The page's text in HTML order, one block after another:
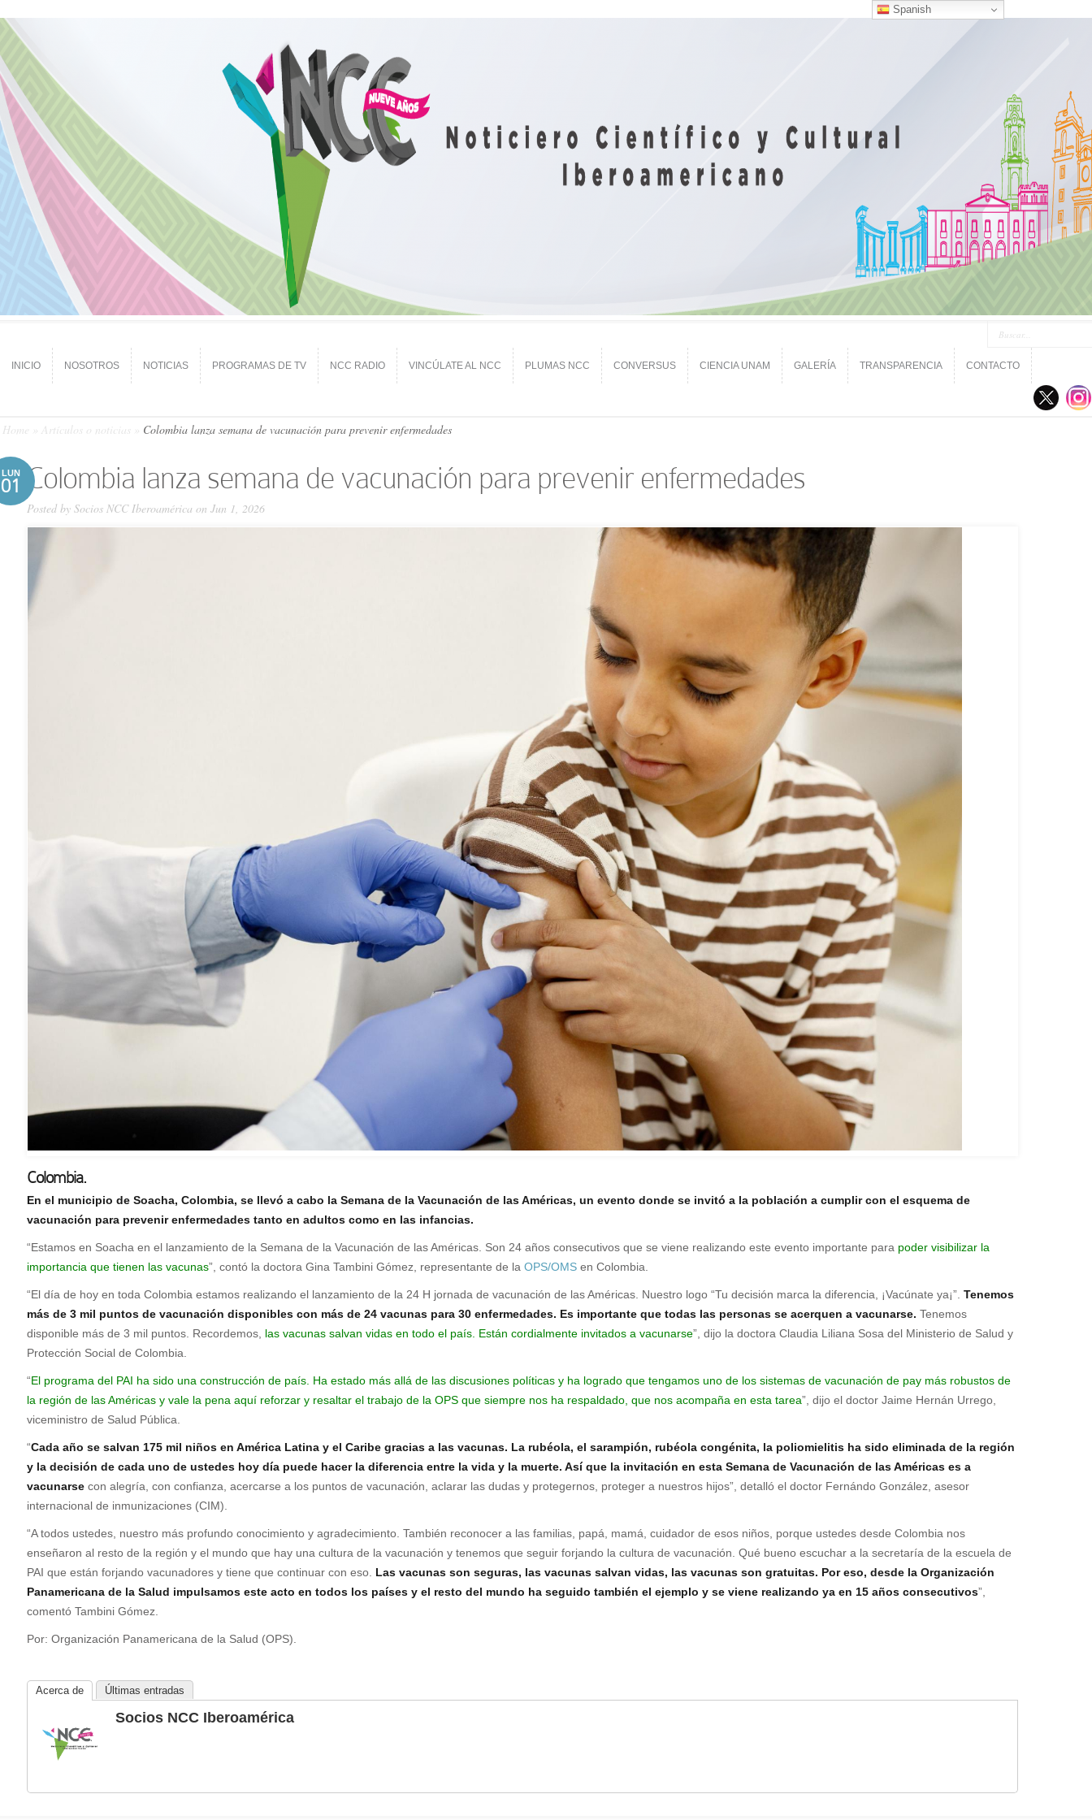
INICIO NOSOTROS NOTICIAS PROGRAMAS DE TV NCC RADIO VINCÚLATE AL NCC PLUMAS NCC CONVERSUS CIENCIA UNAM GALERÍA TRANSPARENCIA CONTACTO
Home Artículos o noticias Colombia lanza semana de vacunación para prevenir enfermedades
LUN
01 Colombia lanza semana de vacunación para prevenir enfermedades
Posted by Socios NCC Iberoamérica on Jun 1, 2026
Colombia.
En el municipio de Soacha, Colombia, se llevó a cabo la Semana de la Vacunación de las Américas, un evento donde se invitó a la población a cumplir con el esquema de
vacunación para prevenir enfermedades tanto en adultos como en las infancias.
“Estamos en Soacha en el lanzamiento de la Semana de la Vacunación de las Américas. Son 24 años consecutivos que se viene realizando este evento importante para poder visibilizar la
importancia que tienen las vacunas”, contó la doctora Gina Tambini Gómez, representante de la OPS/OMS en Colombia.
“El día de hoy en toda Colombia estamos realizando el lanzamiento de la 24 H jornada de vacunación de las Américas. Nuestro logo “Tu decisión marca la diferencia, ¡Vacúnate ya¡”. Tenemos
más de 3 mil puntos de vacunación disponibles con más de 24 vacunas para 30 enfermedades. Es importante que todas las personas se acerquen a vacunarse. Tenemos
disponible más de 3 mil puntos. Recordemos, las vacunas salvan vidas en todo el país. Están cordialmente invitados a vacunarse”, dijo la doctora Claudia Liliana Sosa del Ministerio de Salud y
Protección Social de Colombia.
“El programa del PAI ha sido una construcción de país. Ha estado más allá de las discusiones políticas y ha logrado que tengamos uno de los sistemas de vacunación de pay más robustos de
la región de las Américas y vale la pena aquí reforzar y resaltar el trabajo de la OPS que siempre nos ha respaldado, que nos acompaña en esta tarea”, dijo el doctor Jaime Hernán Urrego,
viceministro de Salud Pública.
“Cada año se salvan 175 mil niños en América Latina y el Caribe gracias a las vacunas. La rubéola, el sarampión, rubéola congénita, la poliomielitis ha sido eliminada de la región
y la decisión de cada uno de ustedes hoy día puede hacer la diferencia entre la vida y la muerte. Así que la invitación en esta Semana de Vacunación de las Américas es a
vacunarse con alegría, con confianza, acercarse a los puntos de vacunación, aclarar las dudas y protegernos, proteger a nuestros hijos”, detalló el doctor Fernándo González, asesor
internacional de inmunizaciones (CIM).
“A todos ustedes, nuestro más profundo conocimiento y agradecimiento. También reconocer a las familias, papá, mamá, cuidador de esos niños, porque ustedes desde Colombia nos
enseñaron al resto de la región y el mundo que hay una cultura de la vacunación y tenemos que seguir forjando la cultura de vacunación. Qué bueno escuchar a la secretaría de la escuela de
PAI que están forjando vacunadores y tiene que continuar con eso. Las vacunas son seguras, las vacunas salvan vidas, las vacunas son gratuitas. Por eso, desde la Organización
Panamericana de la Salud impulsamos este acto en todos los países y el resto del mundo ha seguido también el ejemplo y se viene realizando ya en 15 años consecutivos”,
comentó Tambini Gómez.
Por: Organización Panamericana de la Salud (OPS).
Acerca de Últimas entradas
Socios NCC Iberoamérica
Spanish